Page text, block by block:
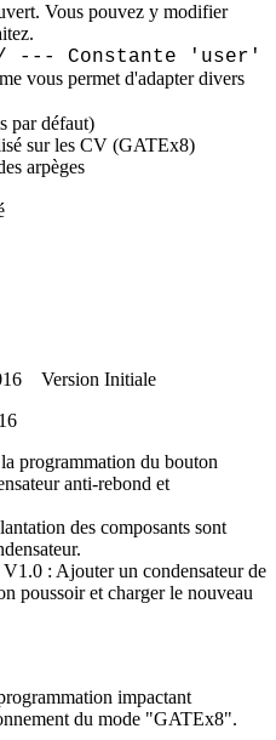
Vous pouvez y modifier
--- Constante 'user'
vous permet d'adapter divers
par défaut)
sur les CV (GATEx8)
arpèges
Version Initiale
programmation du bouton
anti-rebond et
des composants sont
V1.0 : Ajouter un condensateur de
poussoir et charger le nouveau
impactant
du mode "GATEx8".